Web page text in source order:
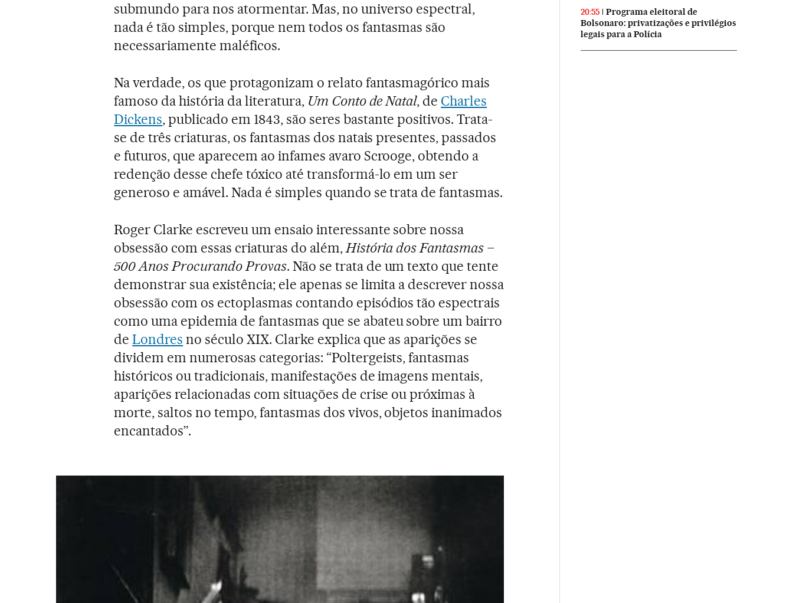
submundo para nos atormentar. Mas, no universo espectral,
nada é tão simples, porque nem todos os fantasmas são
necessariamente maléficos.
Na verdade, os que protagonizam o relato fantasmagórico mais
famoso da história da literatura, Um Conto de Natal, de Charles
Dickens, publicado em 1843, são seres bastante positivos. Trata-
se de três criaturas, os fantasmas dos natais presentes, passados
e futuros, que aparecem ao infames avaro Scrooge, obtendo a
redenção desse chefe tóxico até transformá-lo em um ser
generoso e amável. Nada é simples quando se trata de fantasmas.
Roger Clarke escreveu um ensaio interessante sobre nossa
obsessão com essas criaturas do além,História dos Fantasmas –
500 Anos Procurando Provas. Não se trata de um texto que tente
demonstrar sua existência; ele apenas se limita a descrever nossa
obsessão com os ectoplasmas contando episódios tão espectrais
como uma epidemia de fantasmas que se abateu sobre um bairro
deLondres no século XIX. Clarke explica que as aparições se
dividem em numerosas categorias: “Poltergeists, fantasmas
históricos ou tradicionais, manifestações de imagens mentais,
aparições relacionadas com situações de crise ou próximas à
morte, saltos no tempo, fantasmas dos vivos, objetos inanimados
encantados”.
20:55
Programa eleitoral de
Bolsonaro: privatizações e privilégios
legais para a Polícia